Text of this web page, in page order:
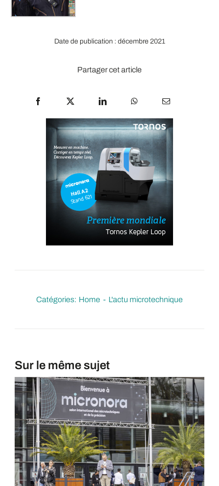
Date de publication : décembre 2021
Partager cet article
Catégories: Home L'actu microtechnique
Sur le même sujet